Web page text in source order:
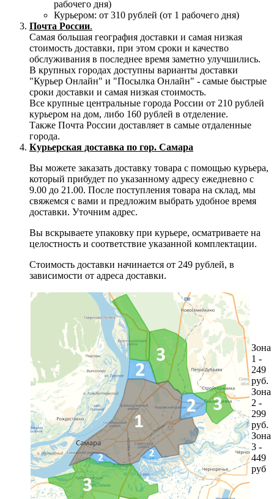
рабочего дня)
Курьером: от 310 рублей (от 1 рабочего дня)
Почта России.
Самая большая география доставки и самая низкая
стоимость доставки, при этом сроки и качество
обслуживания в последнее время заметно улучшились.
В крупных городах доступны варианты доставки
"Курьер Онлайн" и "Посылка Онлайн" - самые быстрые
сроки доставки и самая низкая стоимость.
Все крупные центральные города России от 210 рублей
курьером на дом, либо 160 рублей в отделение.
Также Почта России доставляет в самые отдаленные
города.
Курьерская доставка по гор. Самара
Вы можете заказать доставку товара с помощью курьера,
который прибудет по указанному адресу ежедневно с
9.00 до 21.00. После поступления товара на склад, мы
свяжемся с вами и предложим выбрать удобное время
доставки. Уточним адрес.
Вы вскрываете упаковку при курьере, осматриваете на
целостность и соответствие указанной комплектации.
Стоимость доставки начинается от 249 рублей, в
зависимости от адреса доставки.
Зона
1 -
249
руб.
Зона
2 -
299
руб.
Зона
3 -
449
руб